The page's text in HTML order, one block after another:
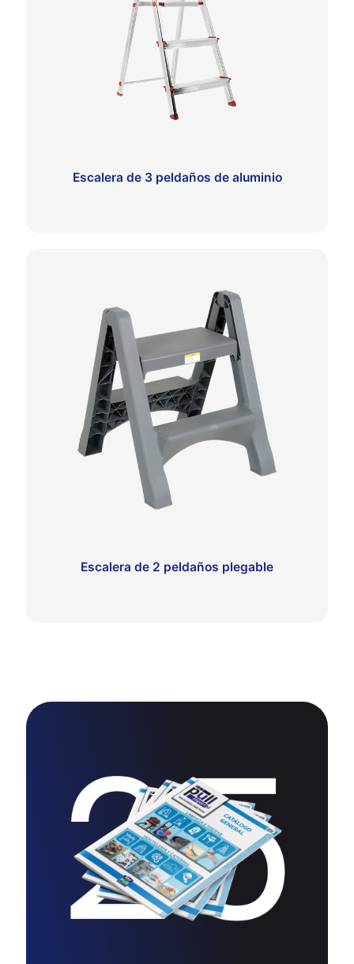
Escalera de 3 peldaños de aluminio
Escalera de 2 peldaños plegable